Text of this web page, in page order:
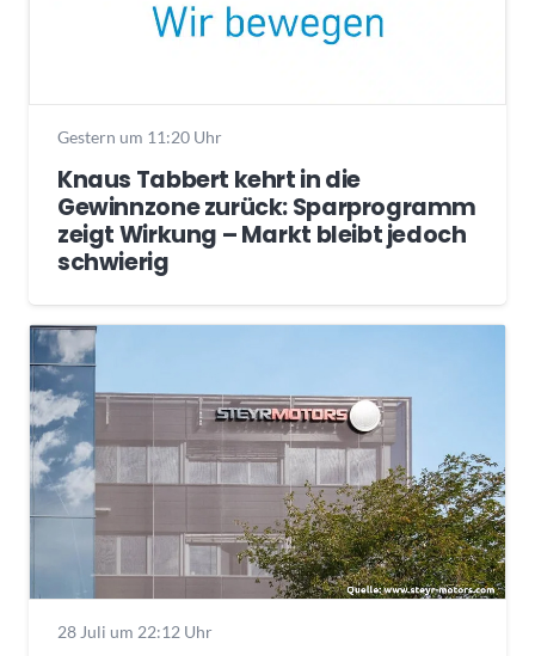
Gestern um 11:20 Uhr
Knaus Tabbert kehrt in die
Gewinnzone zurück: Sparprogramm
zeigt Wirkung – Markt bleibt jedoch
schwierig
28 Juli um 22:12 Uhr